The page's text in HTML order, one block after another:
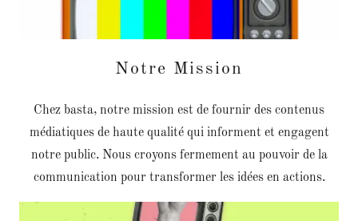
Notre Mission
Chez basta, notre mission est de fournir des contenus
médiatiques de haute qualité qui informent et engagent
notre public. Nous croyons fermement au pouvoir de la
communication pour transformer les idées en actions.